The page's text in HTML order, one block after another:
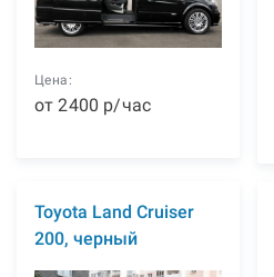
Цена:
от2400 р/час
Toyota Land Cruiser
200, черный